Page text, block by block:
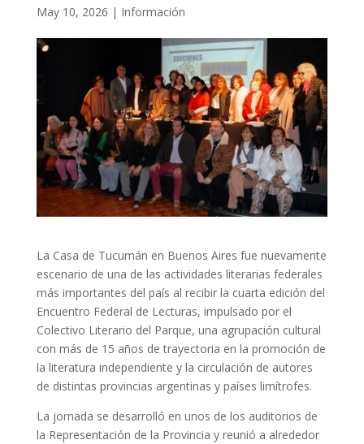
May 10, 2026 | Información
La Casa de Tucumán en Buenos Aires fue nuevamente
escenario de una de las actividades literarias federales
más importantes del país al recibir la cuarta edición del
Encuentro Federal de Lecturas, impulsado por el
Colectivo Literario del Parque, una agrupación cultural
con más de 15 años de trayectoria en la promoción de
la literatura independiente y la circulación de autores
de distintas provincias argentinas y países limítrofes.
La jornada se desarrolló en unos de los auditorios de
la Representación de la Provincia y reunió a alrededor